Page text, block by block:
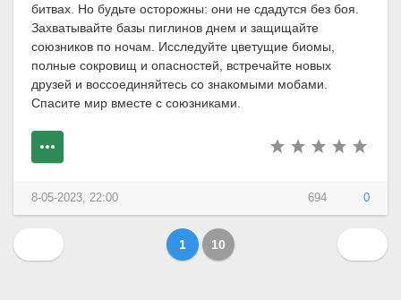
битвах. Но будьте осторожны: они не сдадутся без боя.
Захватывайте базы пиглинов днем и защищайте
союзников по ночам. Исследуйте цветущие биомы,
полные сокровищ и опасностей, встречайте новых
друзей и воссоединяйтесь со знакомыми мобами.
Спасите мир вместе с союзниками.
694 0
8-05-2023, 22:00
1 10